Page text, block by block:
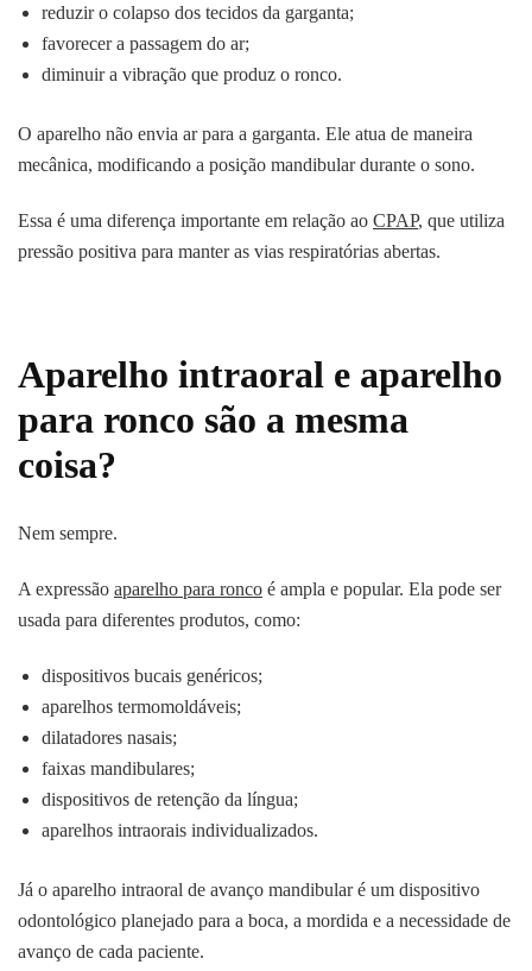
reduzir o colapso dos tecidos da garganta;
favorecer a passagem do ar;
diminuir a vibração que produz o ronco.
O aparelho não envia ar para a garganta. Ele atua de maneira
mecânica, modificando a posição mandibular durante o sono.
Essa é uma diferença importante em relação ao CPAP, que utiliza
pressão positiva para manter as vias respiratórias abertas.
Aparelho intraoral e aparelho
para ronco são a mesma
coisa?
Nem sempre.
A expressão aparelho para ronco é ampla e popular. Ela pode ser
usada para diferentes produtos, como:
dispositivos bucais genéricos;
aparelhos termomoldáveis;
dilatadores nasais;
faixas mandibulares;
dispositivos de retenção da língua;
aparelhos intraorais individualizados.
Já o aparelho intraoral de avanço mandibular é um dispositivo
odontológico planejado para a boca, a mordida e a necessidade de
avanço de cada paciente.